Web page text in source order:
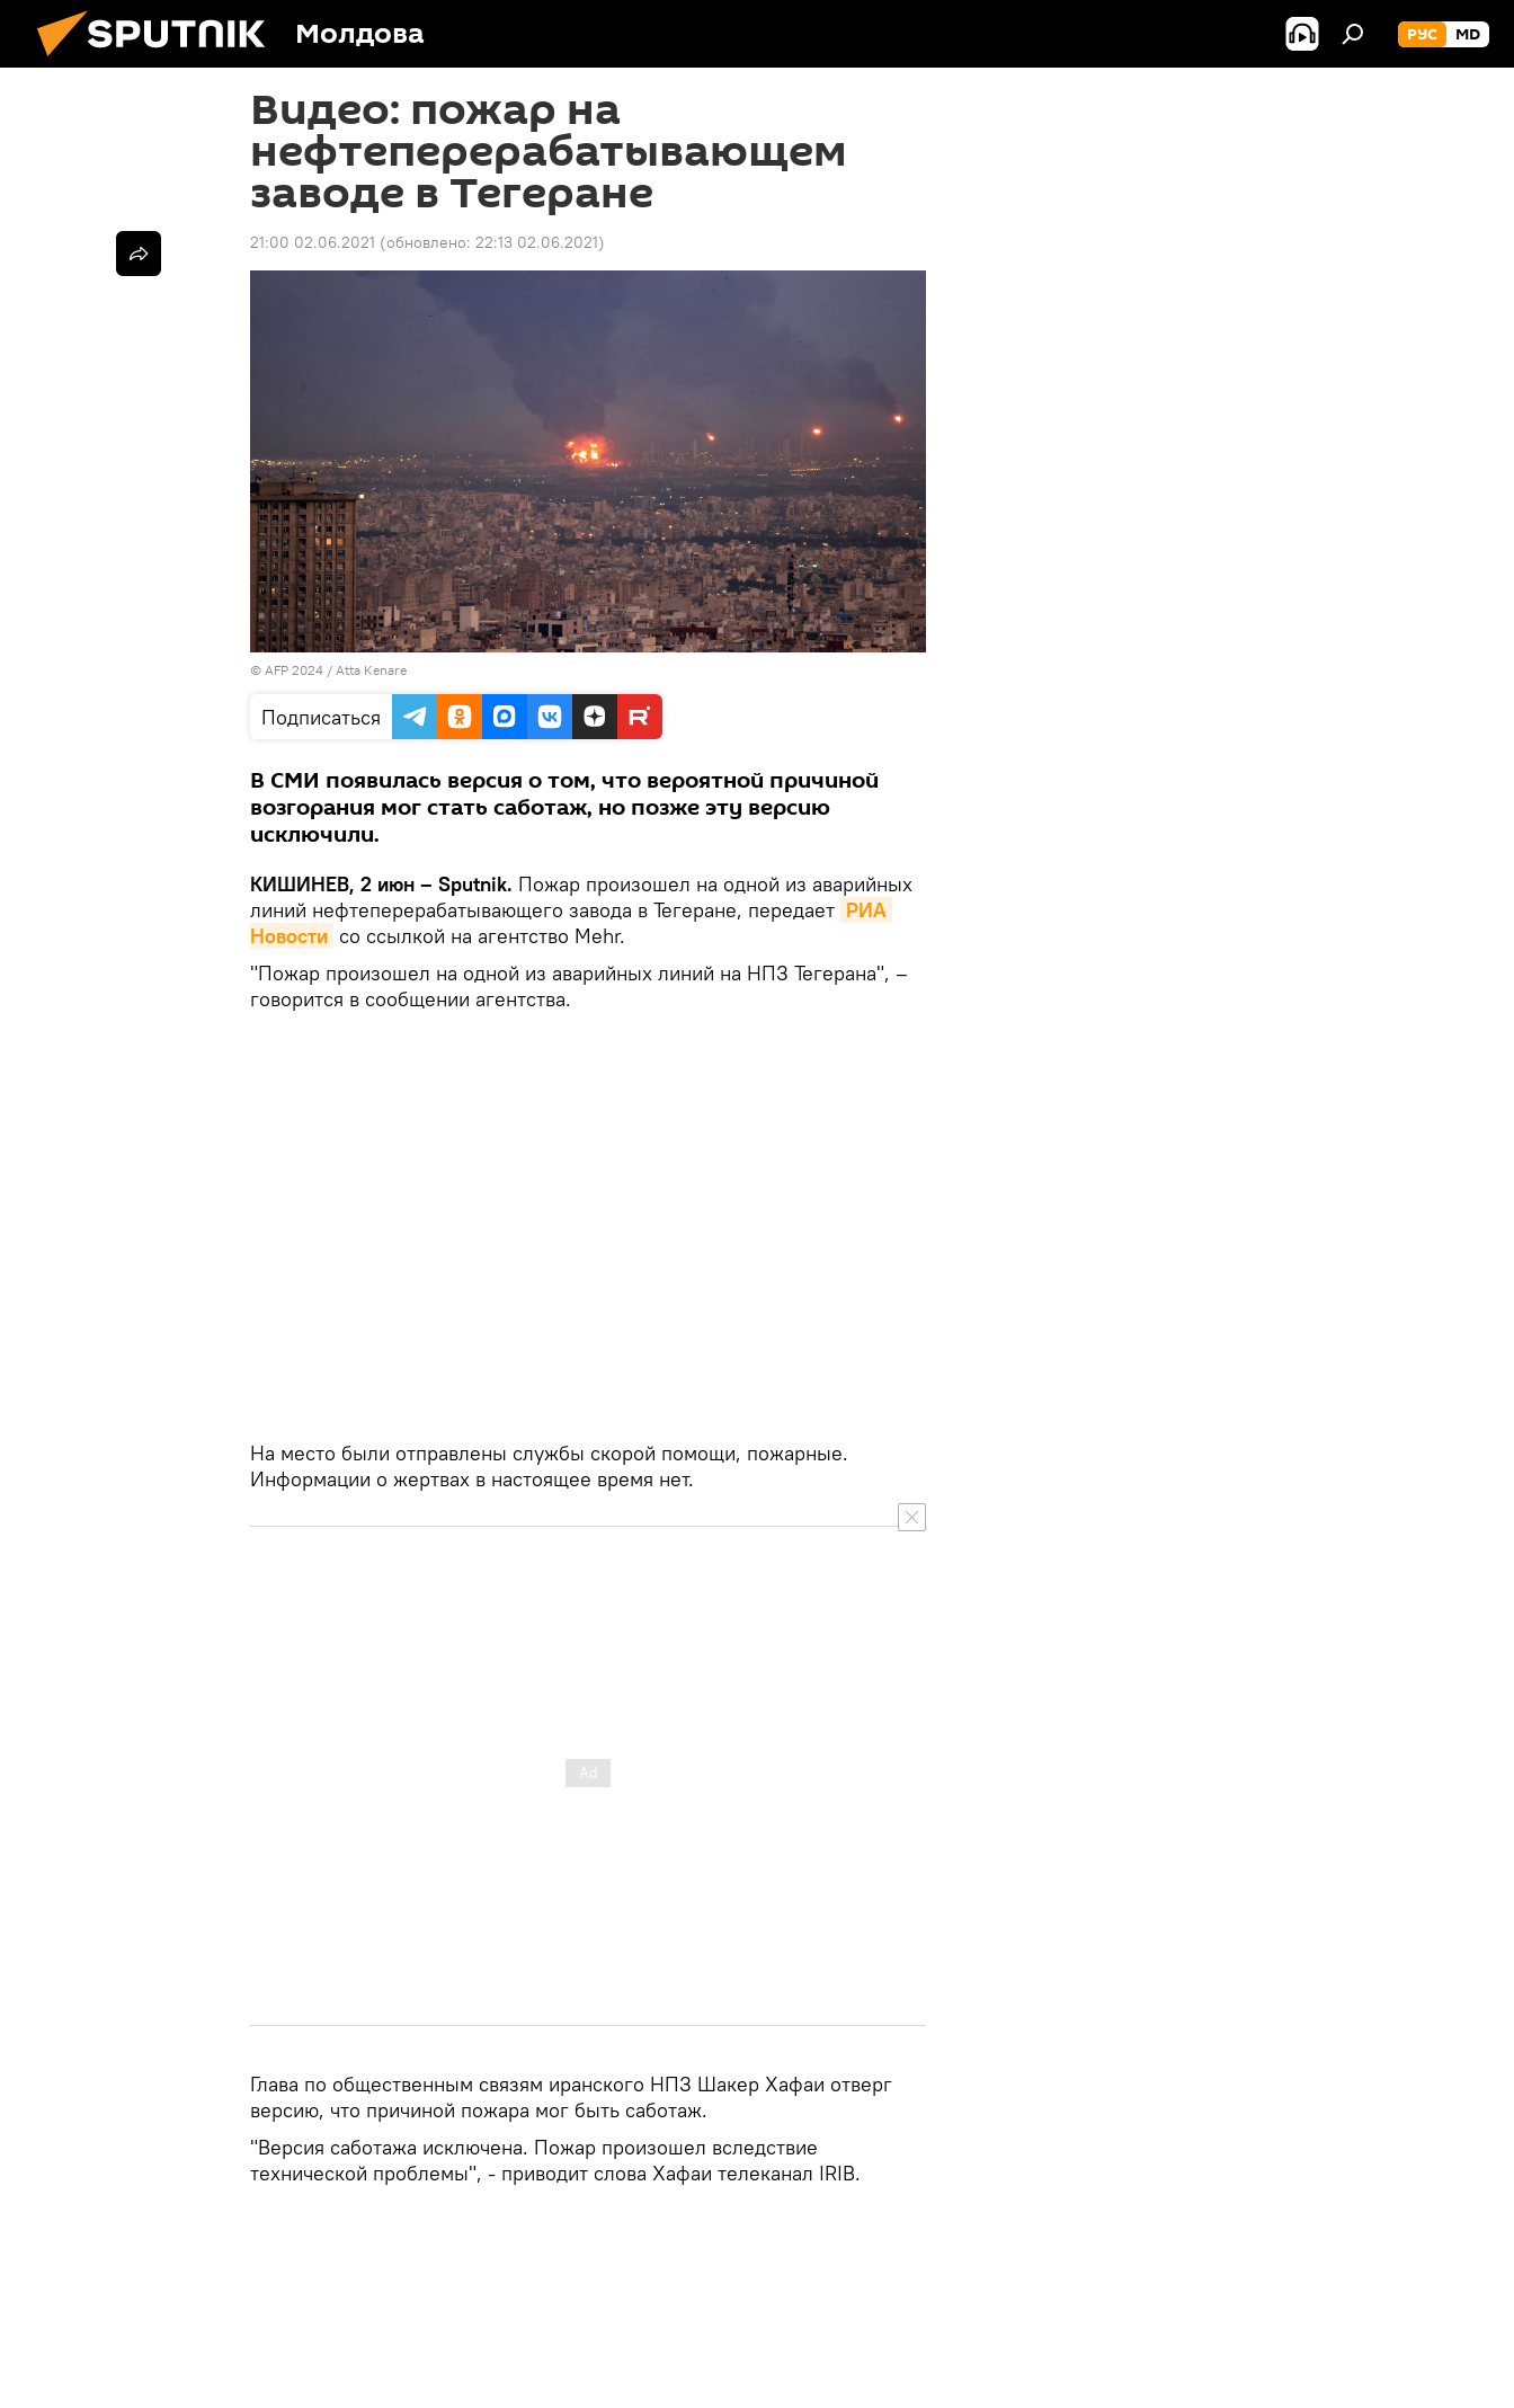
Молдова РУС MD
Видео: пожар на
нефтеперерабатывающем
заводе в Тегеране
21:00 02.06.2021 (обновлено: 22:13 02.06.2021)
© AFP 2024 / Atta Kenare
Подписаться
В СМИ появилась версия о том, что вероятной причиной
возгорания мог стать саботаж, но позже эту версию
исключили.
КИШИНЕВ, 2 июн – Sputnik. Пожар произошел на одной из аварийных
линий нефтеперерабатывающего завода в Тегеране, передает РИА
Новости со ссылкой на агентство Mehr.
"Пожар произошел на одной из аварийных линий на НПЗ Тегерана", –
говорится в сообщении агентства.
На место были отправлены службы скорой помощи, пожарные.
Информации о жертвах в настоящее время нет.
Глава по общественным связям иранского НПЗ Шакер Хафаи отверг
версию, что причиной пожара мог быть саботаж.
"Версия саботажа исключена. Пожар произошел вследствие
технической проблемы", - приводит слова Хафаи телеканал IRIB.